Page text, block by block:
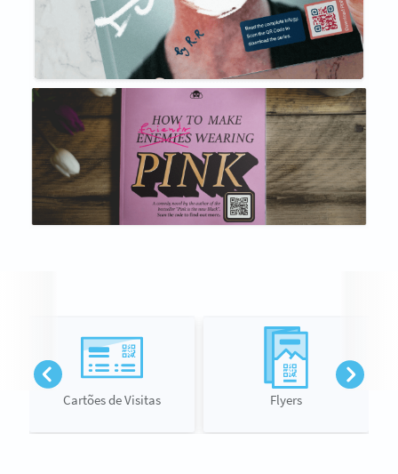
Cartões de Visitas Flyers